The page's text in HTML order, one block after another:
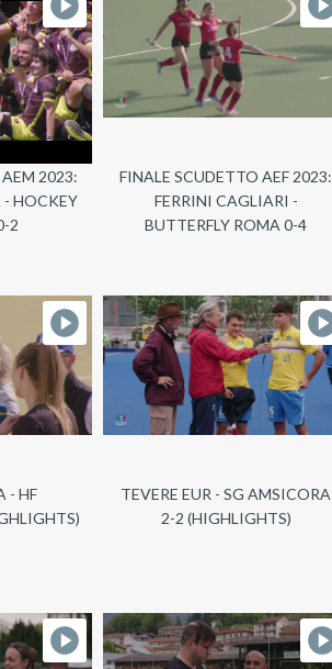
2023:
- HOCKEY
2
FINALE SCUDETTO AEF 2023:
FERRINI CAGLIARI -
BUTTERFLY ROMA 0-4
- HF
TEVERE EUR - SG AMSICORA
2-2 (HIGHLIGHTS)